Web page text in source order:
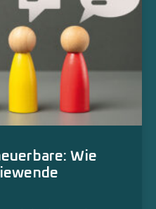
Wie